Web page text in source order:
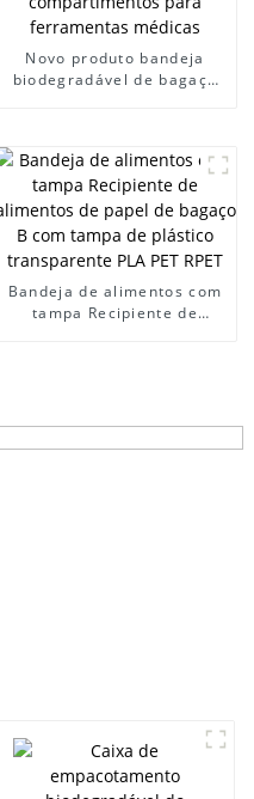
Novo produto bandeja
biodegradável de bagaço
Bandeja de alimentos com
tampa Recipiente de